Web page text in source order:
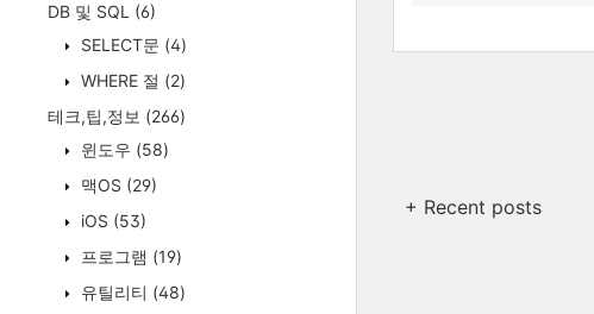
DB 및 SQL (6)
SELECT문 (4)
WHERE 절 (2)
테크,팁,정보 (266)
윈도우 (58)
맥OS (29)
iOS (53)
프로그램 (19)
유틸리티 (48)
+ Recent posts